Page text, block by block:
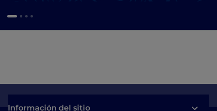
Información del sitio